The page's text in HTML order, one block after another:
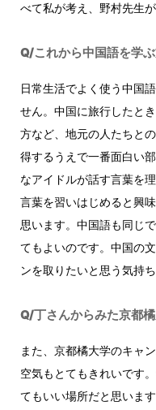
べて私が考え、野村先生
Q/これから中国語を学
日常生活でよく使う中国
せん。中国に旅行したと
方など、地元の人たちと
得するうえで一番面白い
なアイドルが話す言葉を
言葉を習いはじめると興
思います。中国語も同じ
てもよいのです。中国の
ンを取りたいと思う気持
Q/丁さんからみた京都
また、京都橘大学のキャ
空気もとてもきれいです
てもいい場所だと思いま